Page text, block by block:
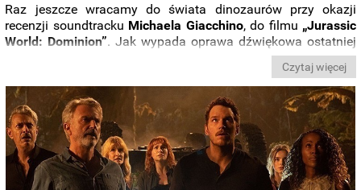
Raz jeszcze wracamy do świata dinozaurów przy okazji
recenzji soundtracku Michaela Giacchino, do filmu „Jurassic
World: Dominion”. Jak wypada oprawa dźwiękowa ostatniej
części trylogii zapoczątkowanej w 2015 roku przez film w
Czytaj więcej